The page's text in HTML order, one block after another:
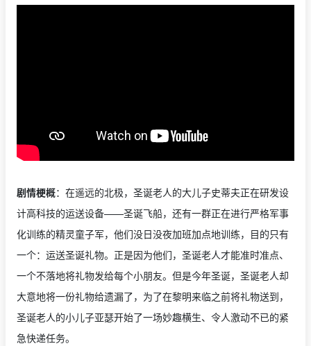
剧情梗概：在遥远的北极，圣诞老人的大儿子史蒂夫正在研发设
计高科技的运送设备——圣诞飞船，还有一群正在进行严格军事
化训练的精灵童子军，他们没日没夜加班加点地训练，目的只有
一个：运送圣诞礼物。正是因为他们，圣诞老人才能准时准点、
一个不落地将礼物发给每个小朋友。但是今年圣诞，圣诞老人却
大意地将一份礼物给遗漏了，为了在黎明来临之前将礼物送到，
圣诞老人的小儿子亚瑟开始了一场妙趣横生、令人激动不已的紧
急快递任务。